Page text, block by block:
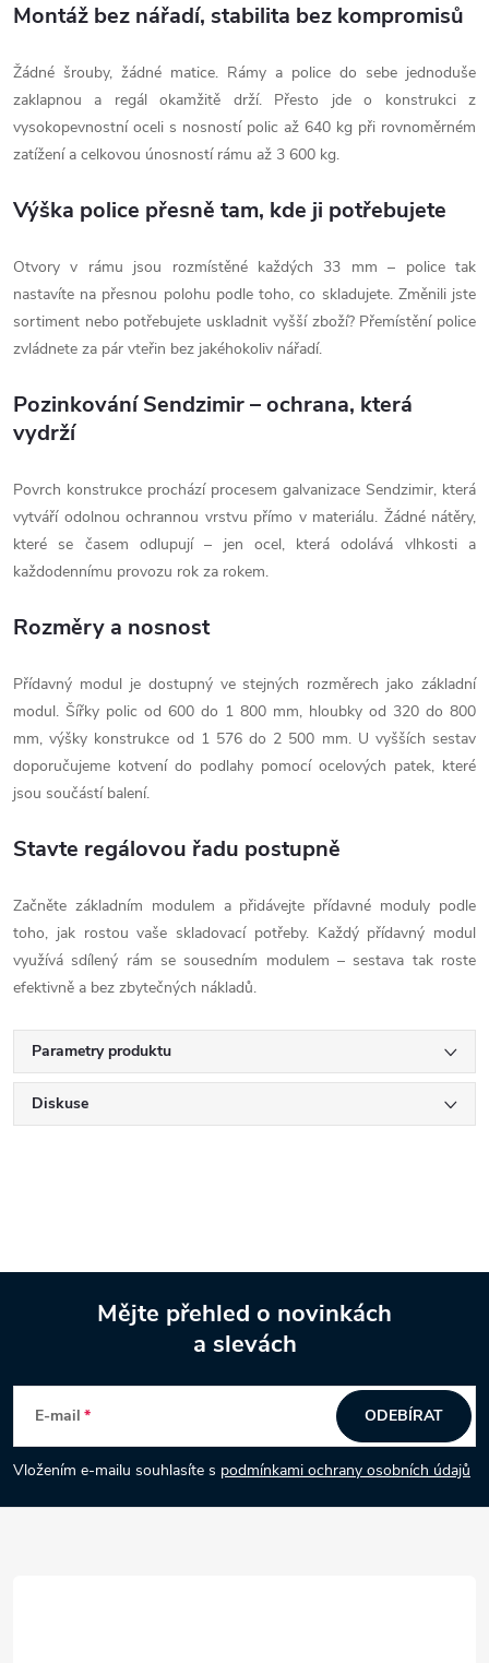
Montáž bez nářadí, stabilita bez kompromisů
Žádné šrouby, žádné matice. Rámy a police do sebe jednoduše
zaklapnou a regál okamžitě drží. Přesto jde o konstrukci z
vysokopevnostní oceli s nosností polic až 640 kg při rovnoměrném
zatížení a celkovou únosností rámu až 3 600 kg.
Výška police přesně tam, kde ji potřebujete
Otvory v rámu jsou rozmístěné každých 33 mm – police tak
nastavíte na přesnou polohu podle toho, co skladujete. Změnili jste
sortiment nebo potřebujete uskladnit vyšší zboží? Přemístění police
zvládnete za pár vteřin bez jakéhokoliv nářadí.
Pozinkování Sendzimir – ochrana, která
vydrží
Povrch konstrukce prochází procesem galvanizace Sendzimir, která
vytváří odolnou ochrannou vrstvu přímo v materiálu. Žádné nátěry,
které se časem odlupují – jen ocel, která odolává vlhkosti a
každodennímu provozu rok za rokem.
Rozměry a nosnost
Přídavný modul je dostupný ve stejných rozměrech jako základní
modul. Šířky polic od 600 do 1 800 mm, hloubky od 320 do 800
mm, výšky konstrukce od 1 576 do 2 500 mm. U vyšších sestav
doporučujeme kotvení do podlahy pomocí ocelových patek, které
jsou součástí balení.
Stavte regálovou řadu postupně
Začněte základním modulem a přidávejte přídavné moduly podle
toho, jak rostou vaše skladovací potřeby. Každý přídavný modul
využívá sdílený rám se sousedním modulem – sestava tak roste
efektivně a bez zbytečných nákladů.
Parametry produktu
Diskuse
p
a
Mějte přehled o novinkách
a slevách
E-mail
Vložením e-mailu souhlasíte s podmínkami ochrany osobních údajů
ODEBÍRAT